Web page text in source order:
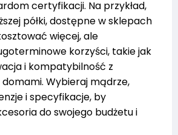
certyfikacji. Na przykład,
półki, dostępne w sklepach
więcej, ale
korzyści, takie jak
i kompatybilność z
Wybieraj mądrze,
i specyfikacje, by
do swojego budżetu i